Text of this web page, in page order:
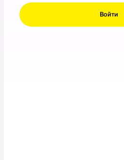
Войти